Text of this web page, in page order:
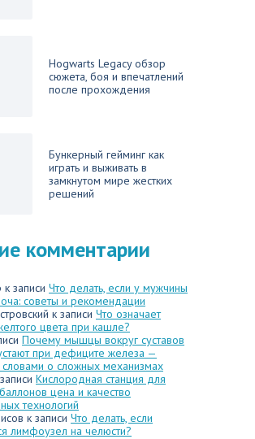
Hogwarts Legacy обзор
сюжета, боя и впечатлений
после прохождения
Бункерный гейминг как
играть и выживать в
замкнутом мире жестких
решений
комментарии
к записи Что делать, если у мужчины
советы и рекомендации
к записи Что означает
цвета при кашле?
Почему мышцы вокруг суставов
при дефиците железа —
о сложных механизмах
Кислородная станция для
цена и качество
технологий
к записи Что делать, если
лимфоузел на челюсти?